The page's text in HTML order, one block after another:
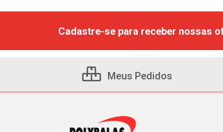
Cadastre-se para receber nossas
Meus Pedidos